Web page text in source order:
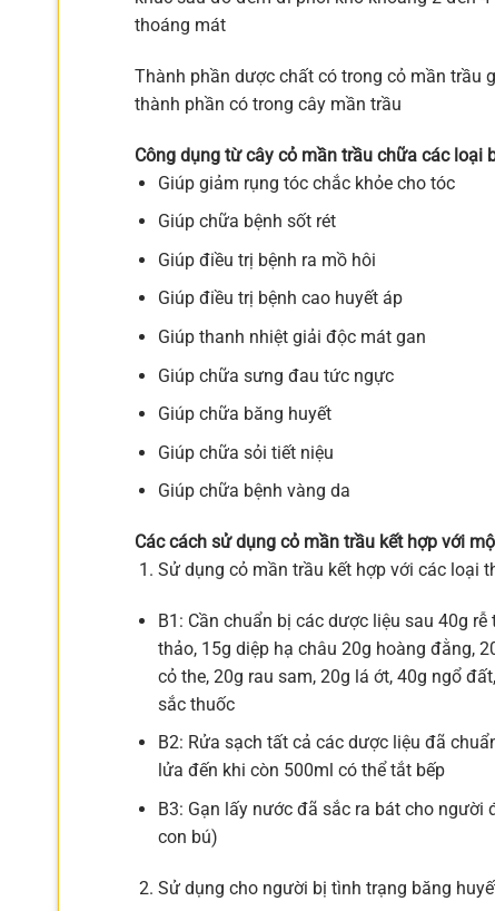
thoáng mát
Thành phần dược chất có trong cỏ mần trầu
thành phần có trong cây mần trầu
Công dụng từ cây cỏ mần trầu chữa các loại
Giúp giảm rụng tóc chắc khỏe cho tóc
Giúp chữa bệnh sốt rét
Giúp điều trị bệnh ra mồ hôi
Giúp điều trị bệnh cao huyết áp
Giúp thanh nhiệt giải độc mát gan
Giúp chữa sưng đau tức ngực
Giúp chữa băng huyết
Giúp chữa sỏi tiết niệu
Giúp chữa bệnh vàng da
Các cách sử dụng cỏ mần trầu kết hợp với
Sử dụng cỏ mần trầu kết hợp với các loại
B1: Cần chuẩn bị các dược liệu sau 40g
thảo, 15g diệp hạ châu 20g hoàng đằng,
cỏ the, 20g rau sam, 20g lá ớt, 40g ngổ
sắc thuốc
B2: Rửa sạch tất cả các dược liệu đã
lửa đến khi còn 500ml có thể tắt bếp
B3: Gạn lấy nước đã sắc ra bát cho
con bú)
Sử dụng cho người bị tình trạng băng